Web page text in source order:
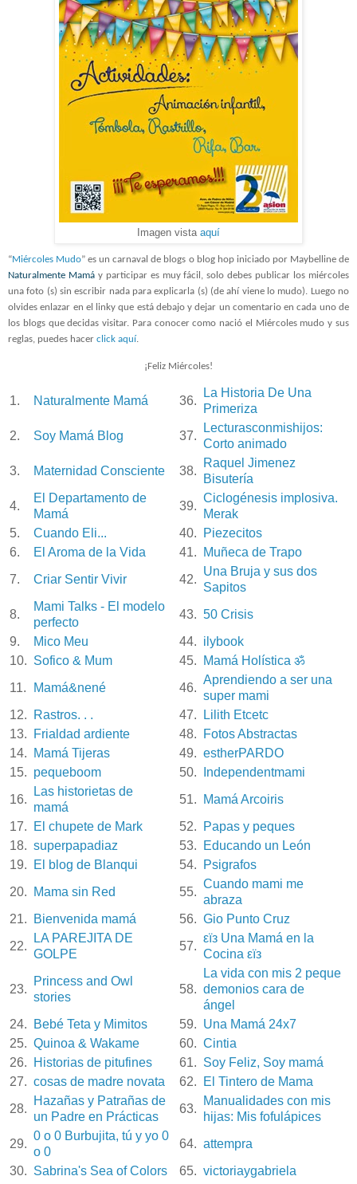
Imagen vista aquí
“Miércoles Mudo” es un carnaval de blogs o blog hop iniciado por Maybelline de
Naturalmente Mamáy participar es muy fácil, solo debes publicar los miércoles
una foto (s) sin escribir nada para explicarla (s) (de ahí viene lo mudo). Luego no
olvides enlazar en el linky que está debajo y dejar un comentario en cada uno de
los blogs que decidas visitar. Para conocer como nació el Miércoles mudo y sus
reglas, puedes hacer click aquí.
¡Feliz Miércoles!
1. Naturalmente Mamá 36.
La Historia De Una
Primeriza
2.
Soy Mamá Blog 37.
Lecturasconmishijos:
Corto animado
3.
Maternidad Consciente 38.
Raquel Jimenez
Bisutería
4.
El Departamento de
Mamá
39.
Ciclogénesis implosiva.
Merak
5.
Cuando Eli... 40.
Piezecitos
6.
El Aroma de la Vida 41.
Muñeca de Trapo
7.
Criar Sentir Vivir 42.
Una Bruja y sus dos
Sapitos
8.
Mami Talks - El modelo
perfecto
43. 50 Crisis
9.
Mico Meu 44. ilybook
10. Sofico & Mum 45.
Mamá Holística ॐ
11.
Mamá&nené 46.
Aprendiendo a ser una
super mami
12.
Rastros. . . 47.
Lilith Etcetc
13.
Frialdad ardiente 48.
Fotos Abstractas
14.
Mamá Tijeras 49. estherPARDO
15. pequeboom 50.
Independentmami
16.
Las historietas de
mamá
51.
Mamá Arcoiris
17.
El chupete de Mark 52.
Papas y peques
18. superpapadiaz 53.
Educando un León
19.
El blog de Blanqui 54.
Psigrafos
20.
Mama sin Red 55.
Cuando mami me
abraza
21.
Bienvenida mamá 56. Gio Punto Cruz
22.
LA PAREJITA DE
GOLPE
57.
εïз Una Mamá en la
Cocina εïз
23.
Princess and Owl
stories
58.
La vida con mis 2 peque
demonios cara de
ángel
24.
Bebé Teta y Mimitos 59. Una Mamá 24x7
25. Quinoa & Wakame 60. Cintia
26.
Historias de pitufines 61. Soy Feliz, Soy mamá
27. cosas de madre novata 62.
El Tintero de Mama
28.
Hazañas y Patrañas de
un Padre en Prácticas
63.
Manualidades con mis
hijas: Mis fofulápices
29.
0 o 0 Burbujita, tú y yo 0
o 0
64. attempra
30. Sabrina's Sea of Colors 65. victoriaygabriela